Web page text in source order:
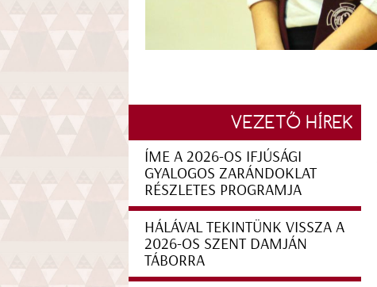
VEZETŐ HÍREK
ÍME A 2026-OS IFJÚSÁGI
GYALOGOS ZARÁNDOKLAT
RÉSZLETES PROGRAMJA
HÁLÁVAL TEKINTÜNK VISSZA A
2026-OS SZENT DAMJÁN
TÁBORRA